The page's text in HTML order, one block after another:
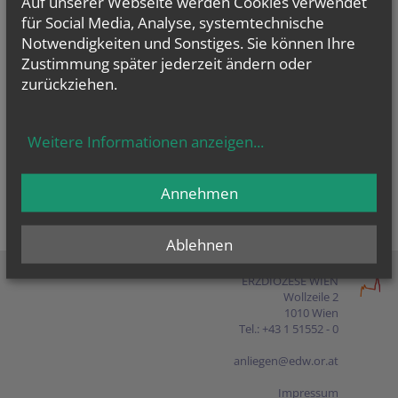
Presse
Shop
ERZDIÖZESE WIEN
Wollzeile 2
1010 Wien
Tel.: +43 1 51552 - 0
anliegen@edw.or.at
Impressum
für Social Media, Analyse, systemtechnische
Notwendigkeiten und Sonstiges. Sie können Ihre
Zustimmung später jederzeit ändern oder
zurückziehen.
Weitere Informationen anzeigen...
Ablehnen
Annehmen